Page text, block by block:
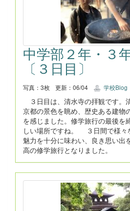
中学部２年・３
〔３日目〕
写真：3枚 更新：06/04 学校Blog
３日目は、清水寺の拝観です。
京都の景色を眺め、歴史ある建物
を感じました。修学旅行の最後を
しい場所ですね。 ３日間で様々
魅力を十分に味わい、良き思い出
高の修学旅行となりました。